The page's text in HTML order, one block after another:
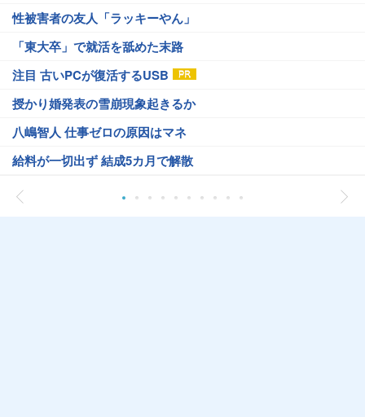
性被害者の友人「ラッキーやん」
「東大卒」で就活を舐めた末路
注目 古いPCが復活するUSB
授かり婚発表の雪崩現象起きるか
八嶋智人 仕事ゼロの原因はマネ
給料が一切出ず 結成5カ月で解散